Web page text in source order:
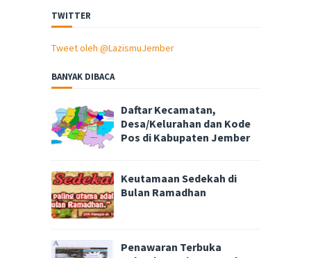
TWITTER
Tweet oleh @LazismuJember
BANYAK DIBACA
Daftar Kecamatan,
Desa/Kelurahan dan Kode
Pos di Kabupaten Jember
Keutamaan Sedekah di
Bulan Ramadhan
Penawaran Terbuka